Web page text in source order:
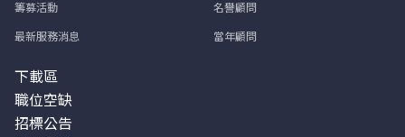
籌募活動
最新服務消息
名譽顧問
當年顧問
下載區
職位空缺
招標公告